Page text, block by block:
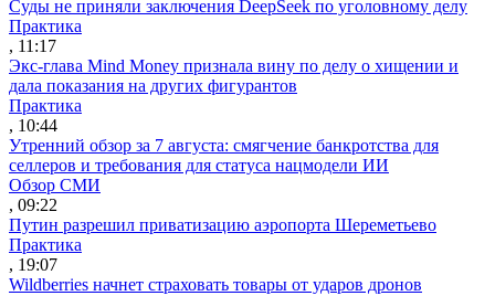
Суды не приняли заключения DeepSeek по уголовному делу
Практика
, 11:17
Экс-глава Mind Money признала вину по делу о хищении и
дала показания на других фигурантов
Практика
, 10:44
Утренний обзор за 7 августа: смягчение банкротства для
селлеров и требования для статуса нацмодели ИИ
Обзор СМИ
, 09:22
Путин разрешил приватизацию аэропорта Шереметьево
Практика
, 19:07
Wildberries начнет страховать товары от ударов дронов